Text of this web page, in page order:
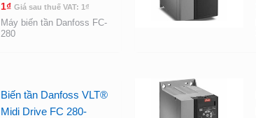
1₫ Giá sau thuế VAT: 1 ₫
Máy biến tần Danfoss FC-
280
Biến tần Danfoss VLT®
Midi Drive FC 280-